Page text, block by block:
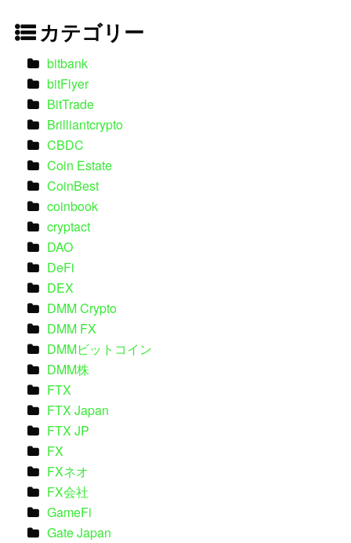
カテゴリー
bitbank
bitFlyer
BitTrade
Brilliantcrypto
CBDC
Coin Estate
CoinBest
coinbook
cryptact
DAO
DeFi
DEX
DMM Crypto
DMM FX
DMMビットコイン
DMM株
FTX
FTX Japan
FTX JP
FX
FXネオ
FX会社
GameFi
Gate Japan